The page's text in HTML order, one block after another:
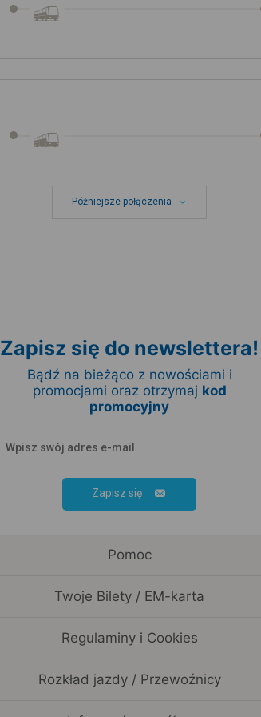
Późniejsze połączenia
Zapisz się do newslettera!
Bądź na bieżąco z nowościami i
promocjami oraz otrzymaj kod
promocyjny
Zapisz się
Pomoc
Twoje Bilety / EM-karta
Regulaminy i Cookies
Rozkład jazdy / Przewoźnicy